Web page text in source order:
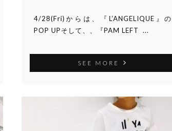
4/28(Fri)からは、『L’ANGELIQUE』の
POP UPそして、、『PAM LEFT ...
SEE MORE